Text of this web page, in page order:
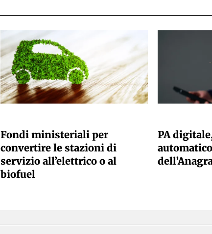
Fondi ministeriali per
convertire le stazioni di
servizio all’elettrico o al
biofuel
PA